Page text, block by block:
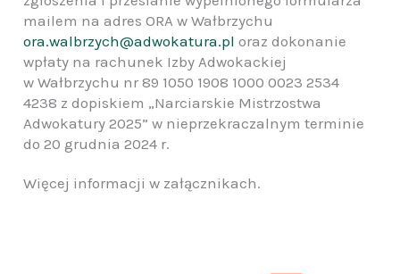
mailem na adres ORA w Wałbrzychu
ora.walbrzych@adwokatura.pl oraz dokonanie
wpłaty na rachunek Izby Adwokackiej
w Wałbrzychu nr 89 1050 1908 1000 0023 2534
4238 z dopiskiem „Narciarskie Mistrzostwa
Adwokatury 2025” w nieprzekraczalnym terminie
do 20 grudnia 2024 r.
Więcej informacji w załącznikach.